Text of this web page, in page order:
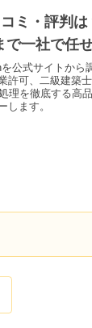
ミ・評判
で一社で任
公式サイトから
許可、二級建築
理を徹底する高
します。